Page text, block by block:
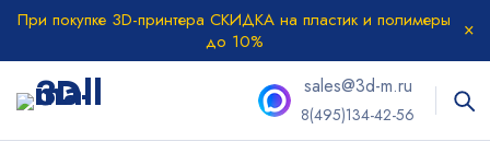
При покупке 3D-принтера СКИДКА на пластик и полимеры
до 10%
sales@3d-m.ru
8(495)134-42-56